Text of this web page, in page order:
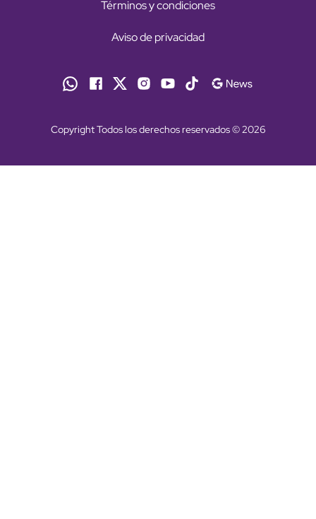
Términos y condiciones
Aviso de privacidad
Copyright Todos los derechos reservados © 2026